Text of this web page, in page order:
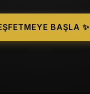
BAŞLA ✨